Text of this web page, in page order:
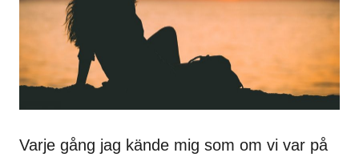
Varje gång jag kände mig som om vi var på